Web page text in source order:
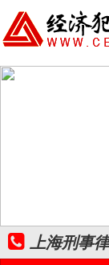
上海刑事